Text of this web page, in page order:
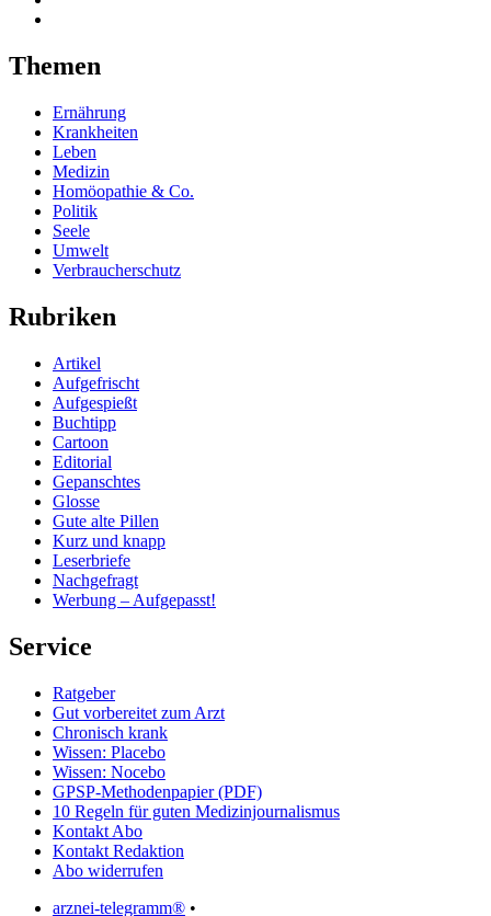
Themen
Ernährung
Krankheiten
Leben
Medizin
Homöopathie & Co.
Politik
Seele
Umwelt
Verbraucherschutz
Rubriken
Artikel
Aufgefrischt
Aufgespießt
Buchtipp
Cartoon
Editorial
Gepanschtes
Glosse
Gute alte Pillen
Kurz und knapp
Leserbriefe
Nachgefragt
Werbung – Aufgepasst!
Service
Ratgeber
Gut vorbereitet zum Arzt
Chronisch krank
Wissen: Placebo
Wissen: Nocebo
GPSP-Methodenpapier (PDF)
10 Regeln für guten Medizinjournalismus
Kontakt Abo
Kontakt Redaktion
Abo widerrufen
arznei-telegramm® •